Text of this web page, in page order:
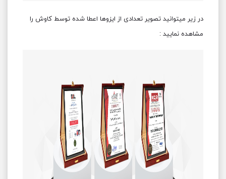
در زیر میتوانید تصویر تعدادی از ایزوها اعطا شده توسط کاوش را
مشاهده نمایید :